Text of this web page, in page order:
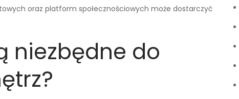
oraz platform społecznościowych może dostarczyć
niezbędne do